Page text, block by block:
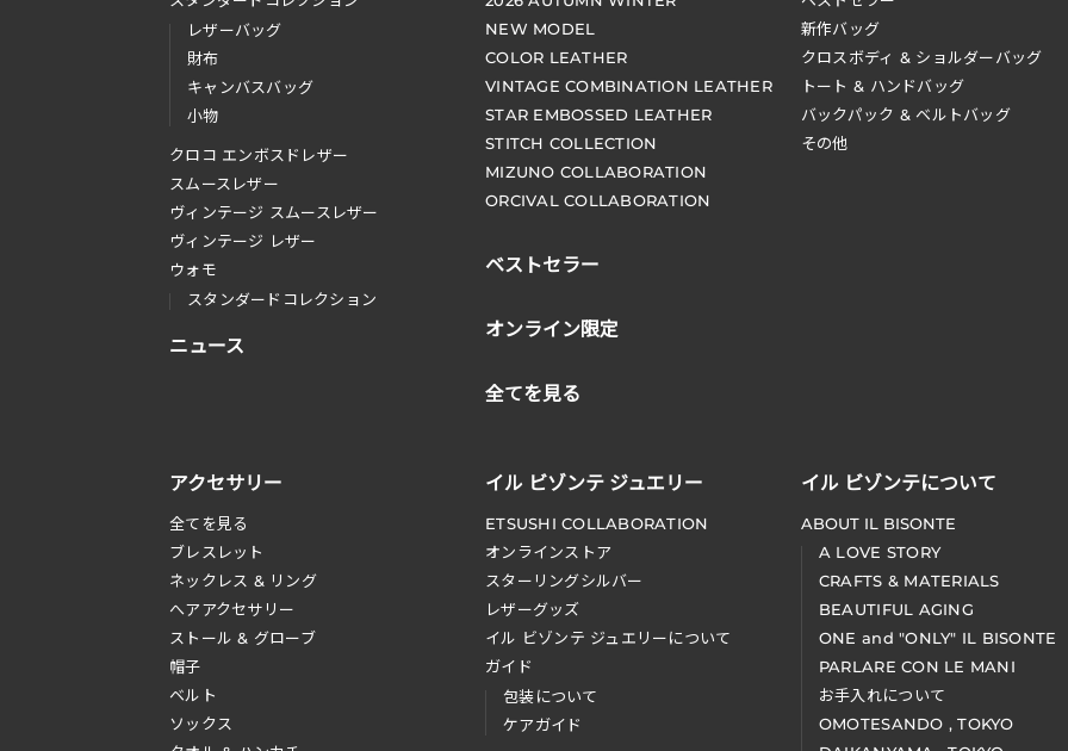
レザーバッグ
財布
キャンバスバッグ
小物
クロコ エンボスドレザー
スムースレザー
ヴィンテージ スムースレザー
ヴィンテージ レザー
ウォモ
スタンダードコレクション
ニュース
NEW MODEL
COLOR LEATHER
VINTAGE COMBINATION LEATHER
STAR EMBOSSED LEATHER
STITCH COLLECTION
MIZUNO COLLABORATION
ORCIVAL COLLABORATION
ベストセラー
オンライン限定
全てを見る
新作バッグ
クロスボディ & ショルダーバッグ
トート & ハンドバッグ
バックパック & ベルトバッグ
その他
アクセサリー
全てを見る
ブレスレット
ネックレス & リング
へアアクセサリー
ストール & グローブ
帽子
ベルト
ソックス
イル ビゾンテ ジュエリー
ETSUSHI COLLABORATION
オンラインストア
スターリングシルバー
レザーグッズ
イル ビゾンテ ジュエリーについて
ガイド
包装について
ケアガイド
イル ビゾンテについて
ABOUT IL BISONTE
A LOVE STORY
CRAFTS & MATERIALS
BEAUTIFUL AGING
ONE and "ONLY" IL BISONTE
PARLARE CON LE MANI
お手入れについて
OMOTESANDO , TOKYO